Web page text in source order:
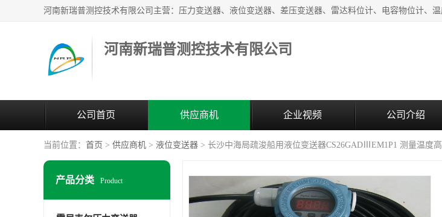
河南新瑞普测控技术有限公司
公司首页 供应商机 企业视频 公司介绍
当前位置： 首页 > 供应商机 > 液位变送器 > 长沙中海局疏浚船用液位变送器CS26GADⅢEM1P1 测量温度高
产品分类 Product